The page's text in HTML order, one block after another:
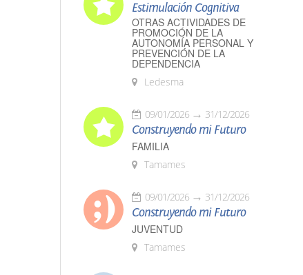
Estimulación Cognitiva
OTRAS ACTIVIDADES DE
PROMOCIÓN DE LA
AUTONOMÍA PERSONAL Y
PREVENCIÓN DE LA
DEPENDENCIA
Ledesma
09/01/2026 31/12/2026
Construyendo mi Futuro
FAMILIA
Tamames
09/01/2026 31/12/2026
Construyendo mi Futuro
JUVENTUD
Tamames